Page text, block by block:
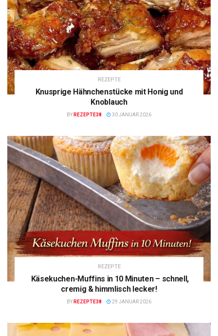
REZEPTE
Knusprige Hähnchenstücke mit Honig und
Knoblauch
BY REZEPTE38 30 JANUAR 2026
REZEPTE
Käsekuchen-Muffins in 10 Minuten – schnell,
cremig & himmlisch lecker!
BY REZEPTE38 29 JANUAR 2026